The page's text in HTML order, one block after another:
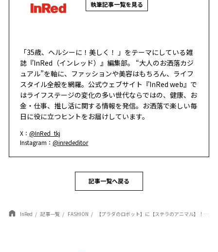
執筆記事一覧を見る
「35歳、ヘルシーに！美しく！ 」をテーマにしている雑
誌『InRed（インレッド）』編集部。 “大人のお洒落カジ
ュアル”を軸に、ファッションや美容はもちろん、ライフ
スタイル全般を網羅。公式ウェブサイト『InRed web』で
はライフステージの変化の多い世代ならではの、健康、お
金・仕事、推し活に関する情報を発信。お洒落で楽しい毎
日に役に立つヒントをお届けしています。
X：@InRed_tkj
Instagram：@inrededitor
記事一覧へ戻る
InRed 記事一覧 FASHION 【プラダのロボット】に【ステラのアニマル】！ ポップなビジュアルに思わず笑顔♡